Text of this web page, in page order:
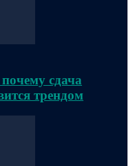
сдача
трендом